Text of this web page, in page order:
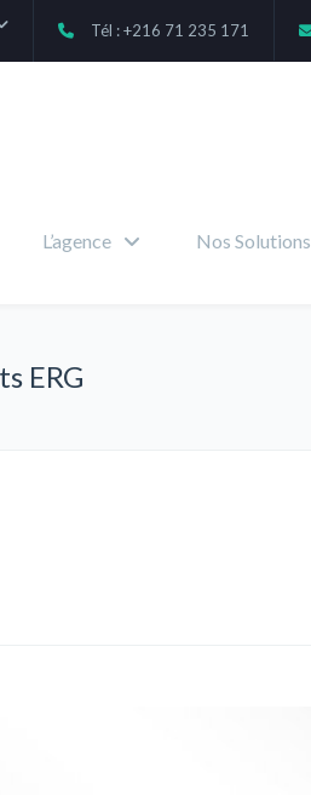
Tél : +216 71 235 171
L’agence Nos Solutions
ERG